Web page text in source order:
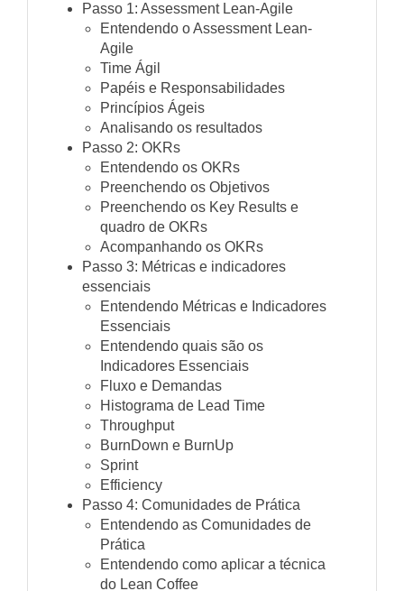
Passo 1: Assessment Lean-Agile
Entendendo o Assessment Lean-
Agile
Time Ágil
Papéis e Responsabilidades
Princípios Ágeis
Analisando os resultados
Passo 2: OKRs
Entendendo os OKRs
Preenchendo os Objetivos
Preenchendo os Key Results e
quadro de OKRs
Acompanhando os OKRs
Passo 3: Métricas e indicadores
essenciais
Entendendo Métricas e Indicadores
Essenciais
Entendendo quais são os
Indicadores Essenciais
Fluxo e Demandas
Histograma de Lead Time
Throughput
BurnDown e BurnUp
Sprint
Efficiency
Passo 4: Comunidades de Prática
Entendendo as Comunidades de
Prática
Entendendo como aplicar a técnica
do Lean Coffee